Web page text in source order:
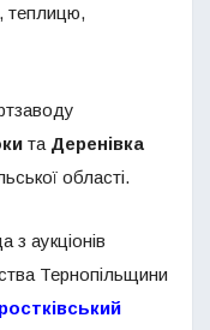
теплицю,
та Деренівка
області.
аукціонів
Тернопільщини